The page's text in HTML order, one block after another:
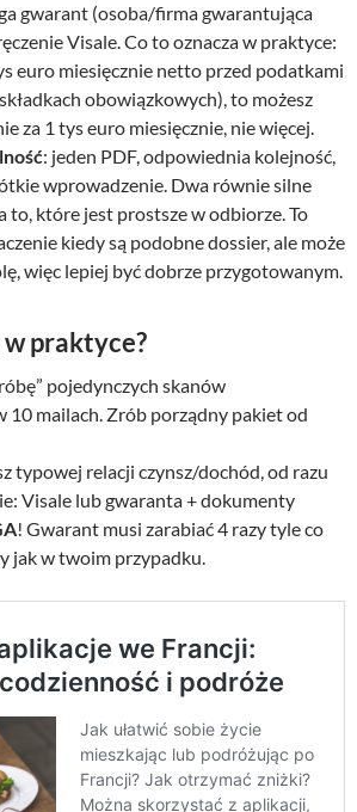
gwarant (osoba/firma gwarantująca
Visale. Co to oznacza w praktyce:
euro miesięcznie netto przed podatkami
obowiązkowych), to możesz
za 1 tys euro miesięcznie, nie więcej.
: jeden PDF, odpowiednia kolejność,
wprowadzenie. Dwa równie silne
to, które jest prostsze w odbiorze. To
kiedy są podobne dossier, ale może
więc lepiej być dobrze przygotowanym.
praktyce?
pojedynczych skanów
10 mailach. Zrób porządny pakiet od
typowej relacji czynsz/dochód, od razu
Visale lub gwaranta + dokumenty
! Gwarant musi zarabiać 4 razy tyle co
jak w twoim przypadku.